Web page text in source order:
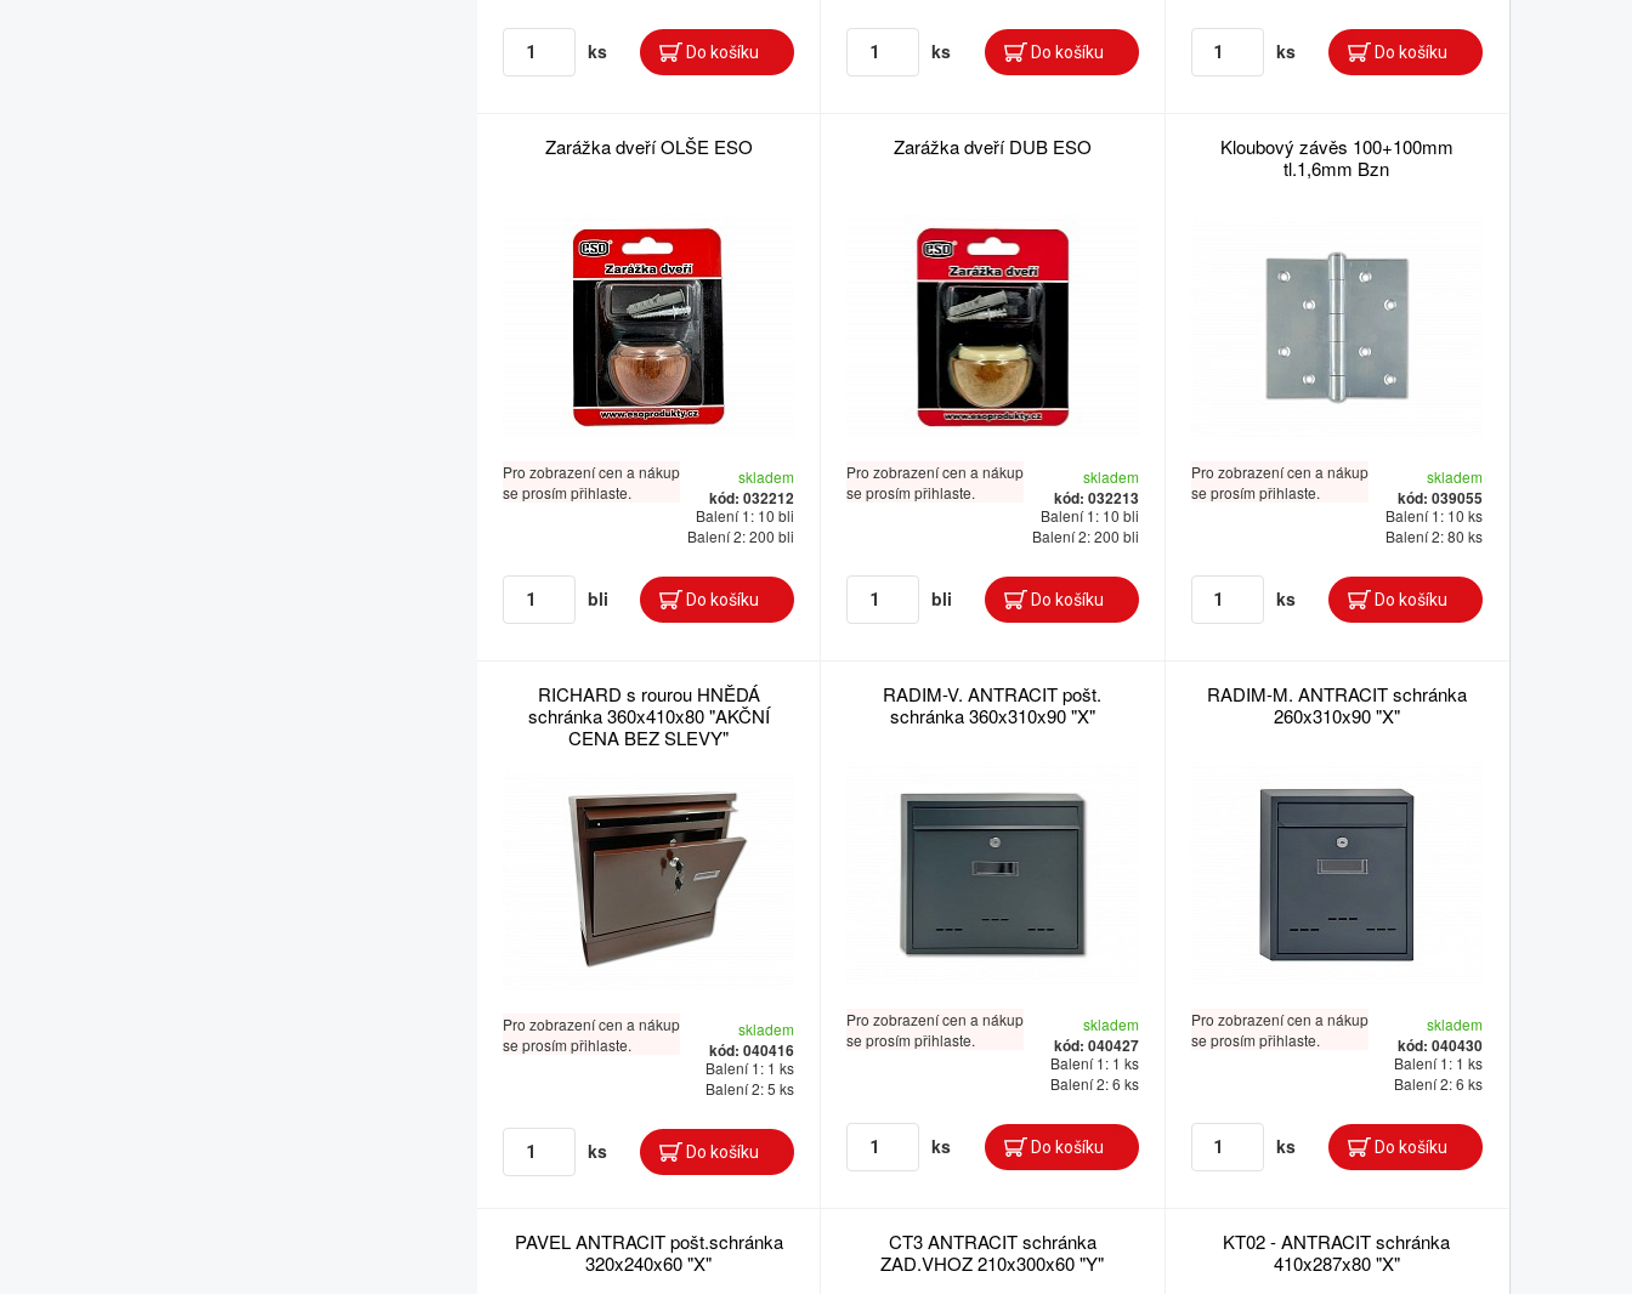
ks ks ks
Zarážka dveří OLŠE ESO
Pro zobrazení cen a nákup
se prosím přihlaste.
skladem
kód: 032212
Balení 1: 10 bli
Balení 2: 200 bli
bli
Zarážka dveří DUB ESO
Pro zobrazení cen a nákup
se prosím přihlaste.
skladem
kód: 032213
Balení 1: 10 bli
Balení 2: 200 bli
bli
Kloubový závěs 100+100mm
tl.1,6mm Bzn
Pro zobrazení cen a nákup
se prosím přihlaste.
skladem
kód: 039055
Balení 1: 10 ks
Balení 2: 80 ks
ks
RICHARD s rourou HNĚDÁ
schránka 360x410x80 "AKČNÍ
CENA BEZ SLEVY"
Pro zobrazení cen a nákup
se prosím přihlaste.
skladem
kód: 040416
Balení 1: 1 ks
Balení 2: 5 ks
ks
RADIM-V. ANTRACIT pošt.
schránka 360x310x90 "X"
Pro zobrazení cen a nákup
se prosím přihlaste.
skladem
kód: 040427
Balení 1: 1 ks
Balení 2: 6 ks
ks
RADIM-M. ANTRACIT schránka
260x310x90 "X"
Pro zobrazení cen a nákup
se prosím přihlaste.
skladem
kód: 040430
Balení 1: 1 ks
Balení 2: 6 ks
ks
PAVEL ANTRACIT pošt.schránka
320x240x60 "X"
CT3 ANTRACIT schránka
ZAD.VHOZ 210x300x60 "Y"
KT02 - ANTRACIT schránka
410x287x80 "X"